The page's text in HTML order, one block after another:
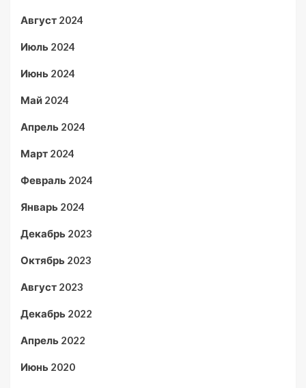
Август 2024
Июль 2024
Июнь 2024
Май 2024
Апрель 2024
Март 2024
Февраль 2024
Январь 2024
Декабрь 2023
Октябрь 2023
Август 2023
Декабрь 2022
Апрель 2022
Июнь 2020